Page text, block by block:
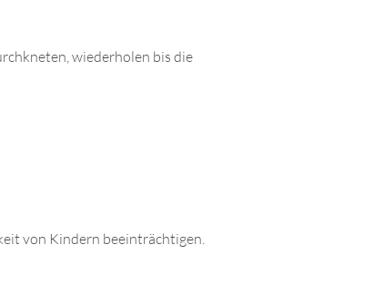
wiederholen bis die
von Kindern beeinträchtigen.